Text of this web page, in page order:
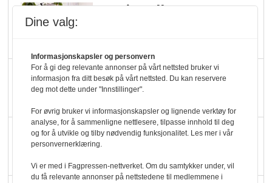
Marit Kolby vant
Blir enklere å velge
økologisk i butikkhylla
Kolonihagen sliter
med å få tak i nok melk
Dine valg:
Informasjonskapsler og personvern
For å gi deg relevante annonser på vårt nettsted bruker vi
informasjon fra ditt besøk på vårt nettsted. Du kan reservere
deg mot dette under "Innstillinger".
For øvrig bruker vi informasjonskapsler og lignende verktøy for
analyse, for å sammenligne nettlesere, tilpasse innhold til deg
og for å utvikle og tilby nødvendig funksjonalitet. Les mer i vår
personvernerklæring.
Vi er med i Fagpressen-nettverket. Om du samtykker under, vil
du få relevante annonser på nettstedene til medlemmene i